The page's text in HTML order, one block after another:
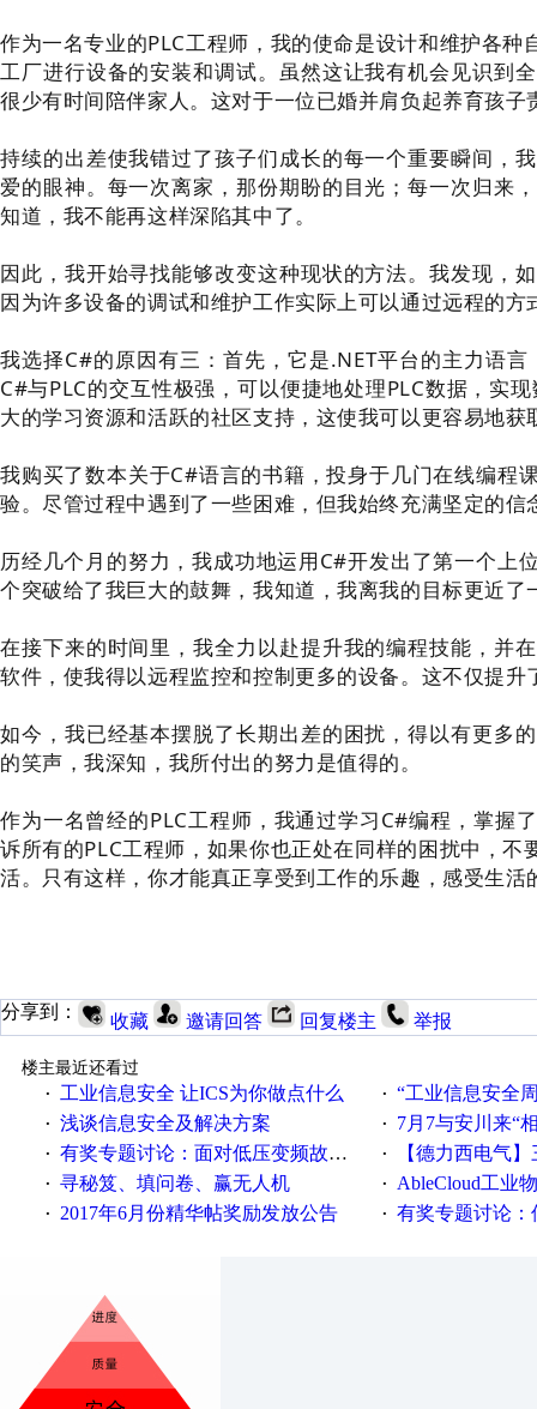
作为一名专业的PLC工程师，我的使命是设计和维护各
工厂进行设备的安装和调试。虽然这让我有机会见识到
很少有时间陪伴家人。这对于一位已婚并肩负起养育孩
持续的出差使我错过了孩子们成长的每一个重要瞬间，
爱的眼神。每一次离家，那份期盼的目光；每一次归来
知道，我不能再这样深陷其中了。
因此，我开始寻找能够改变这种现状的方法。我发现，
因为许多设备的调试和维护工作实际上可以通过远程的方
我选择C#的原因有三： 首先，它是.NET平台的主力语
C#与PLC的交互性极强，可以便捷地处理PLC数据，实
大的学习资源和活跃的社区支持，这使我可以更容易地
我购买了数本关于C#语言的书籍，投身于几门在线编程
验。尽管过程中遇到了一些困难，但我始终充满坚定的
历经几个月的努力，我成功地运用C#开发出了第一个上
个突破给了我巨大的鼓舞，我知道，我离我的目标更近了
在接下来的时间里，我全力以赴提升我的编程技能，并
软件，使我得以远程监控和控制更多的设备。 这不仅提升
如今，我已经基本摆脱了长期出差的困扰，得以有更多
的笑声，我深知，我所付出的努力是值得的。
作为一名曾经的PLC工程师，我通过学习C#编程，掌握
诉所有的PLC工程师，如果你也正处在同样的困扰中，
活。 只有这样，你才能真正享受到工作的乐趣，感受生活
分享到： 收藏 邀请回答 回复楼主 举报
楼主最近还看过
·
工业信息安全 让ICS为你做点什么 · “工业信息安全周之我见”
· 浅谈信息安全及解决方案 · 7月7与安川来“
· 有奖专题讨论：面对低压变频故障，老手是这样解决的！ · 【德力西电气】三
· 寻秘笈、填问卷、赢无人机 · AbleCloud工业物联
· 2017年6月份精华帖奖励发放公告 · 有奖专题讨论：伺服选择